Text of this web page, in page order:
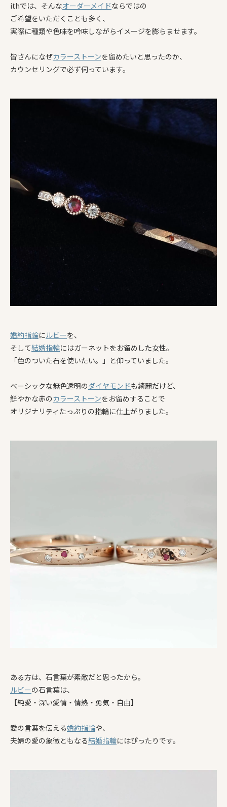
ithでは、そんなオーダーメイドならではの
ご希望をいただくことも多く、
実際に種類や色味を吟味しながらイメージを膨らませます。
皆さんになぜカラーストーンを留めたいと思ったのか、
カウンセリングで必ず伺っています。
婚約指輪にルビーを、
そして結婚指輪にはガーネットをお留めした女性。
「色のついた石を使いたい。」と仰っていました。
ベーシックな無色透明のダイヤモンドも綺麗だけど、
鮮やかな赤のカラーストーンをお留めすることで
オリジナリティたっぷりの指輪に仕上がりました。
ある方は、石言葉が素敵だと思ったから。
ルビーの石言葉は、
【純愛・深い愛情・情熱・勇気・自由】
愛の言葉を伝える婚約指輪や、
夫婦の愛の象徴ともなる結婚指輪にはぴったりです。